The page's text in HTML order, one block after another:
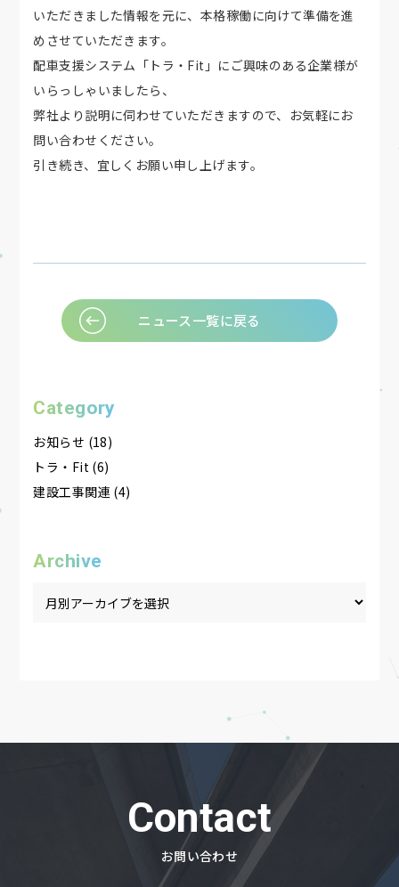
いただきました情報を元に、本格稼働に向けて準備を進
めさせていただきます。
配車支援システム「トラ・Fit」にご興味のある企業様が
いらっしゃいましたら、
弊社より説明に伺わせていただきますので、お気軽にお
問い合わせください。
引き続き、宜しくお願い申し上げます。
ニュース一覧に戻る
Category
お知らせ (18)
トラ・Fit (6)
建設工事関連 (4)
Archive
Contact
お問い合わせ